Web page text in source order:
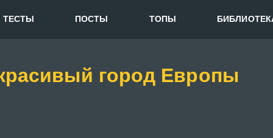
ТЕСТЫ ПОСТЫ ТОПЫ
город Европы